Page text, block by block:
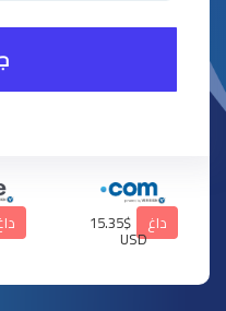
داغ $15.35
USD